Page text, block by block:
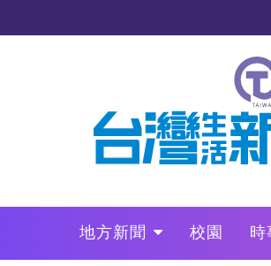
地方新聞 校園 時
政治
財經 LO叩敲